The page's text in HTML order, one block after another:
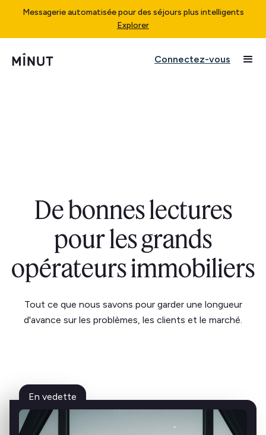
Messagerie automatisée pour des séjours plus intelligents
Explorer
Connectez-vous
De bonnes lectures
pour les grands
opérateurs immobiliers
Tout ce que nous savons pour garder une longueur
d'avance sur les problèmes, les clients et le marché.
En vedette